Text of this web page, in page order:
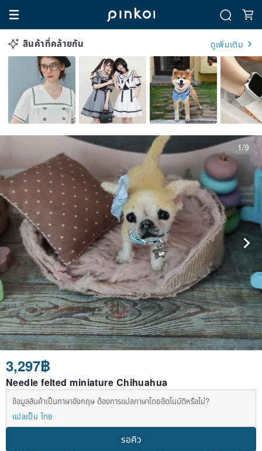
สินค้าที่คล้ายกัน ดูเพิ่มเติม
1/9
3,297฿
Needle felted miniature Chihuahua
ข้อมูลสินค้าเป็นภาษาอังกฤษ ต้องการแปลภาษาโดยอัตโนมัติหรือไม่?
แปลเป็น ไทย
รอคิว